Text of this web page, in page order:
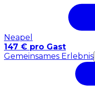
Neapel
147 € pro Gast
Gemeinsames Erlebnis